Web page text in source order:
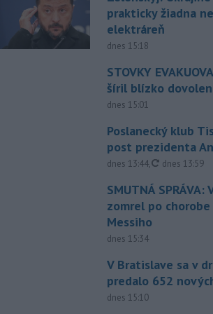
prakticky žiadna
elektráreň
dnes 15:18
STOVKY
šíril blízko
dnes 15:01
Poslanecký klub
post prezidenta
dnes 13:44, aktualizované
dnes 13:59
SMUTNÁ
zomrel po
Messiho
dnes 15:34
V Bratislave sa v
predalo 652
dnes 15:10